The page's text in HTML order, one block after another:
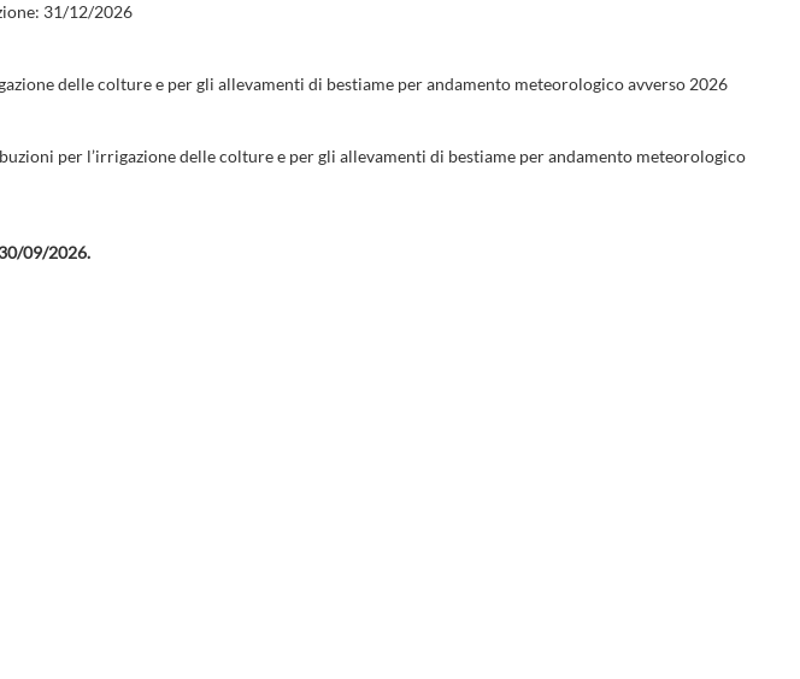
31/12/2026
delle colture e per gli allevamenti di bestiame per andamento meteorologico avverso 2026
per l’irrigazione delle colture e per gli allevamenti di bestiame per andamento meteorologico
09/2026.